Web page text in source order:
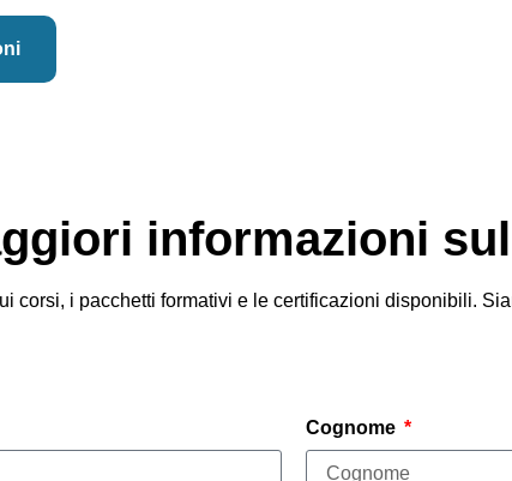
informazioni
corsi, i pacchetti formativi e le certificazioni disponibili.
Cognome